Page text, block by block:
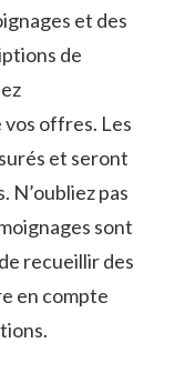
et des
de
offres. Les
‍et ‌seront
N’oubliez pas
sont
recueillir des
‍en ‍compte